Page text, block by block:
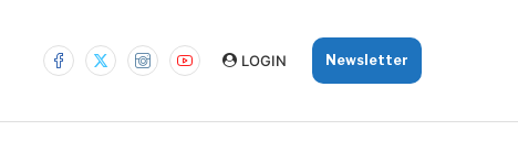
LOGIN Newsletter